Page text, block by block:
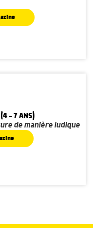
(4 - 7 ANS)
de manière ludique